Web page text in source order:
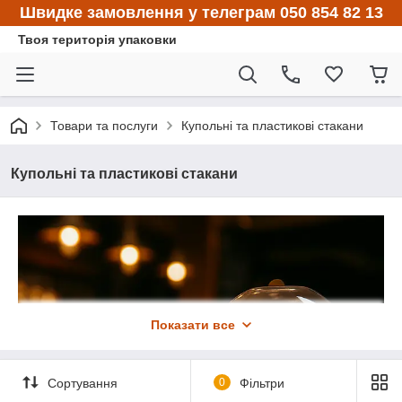
Швидке замовлення у телеграм 050 854 82 13
Твоя територія упаковки
Товари та послуги Купольні та пластикові стакани
Купольні та пластикові стакани
Показати все
Сортування 0 Фільтри